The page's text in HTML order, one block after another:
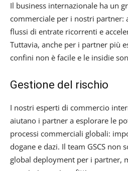
Il business internazionale ha un
commerciale per i nostri partner:
flussi di entrate ricorrenti e
Tuttavia, anche per i partner più
confini non è facile e le insidie
Gestione del rischio
I nostri esperti di commercio
aiutano i partner a esplorare le
processi commerciali globali:
dogane e dazi. Il team GSCS non
global deployment per i partner,